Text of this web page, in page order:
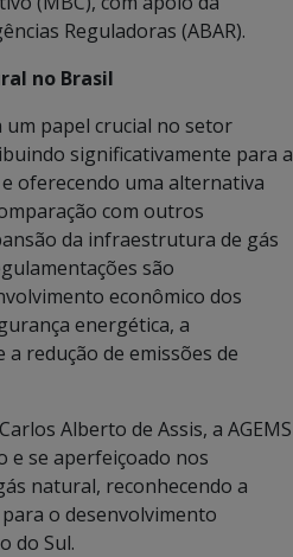
Reguladoras (ABAR).
no Brasil
papel crucial no setor
significativamente para a
oferecendo uma alternativa
com outros
da infraestrutura de gás
são
econômico dos
energética, a
redução de emissões de
Alberto de Assis, a AGEMS
e se aperfeiçoado nos
natural, reconhecendo a
o desenvolvimento
do Sul.